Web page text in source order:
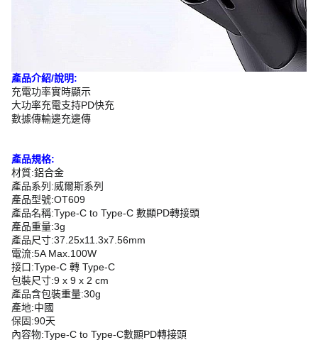
產品介紹/說明:
充電功率實時顯示
大功率充電支持PD快充
數據傳輸邊充邊傳
產品規格:
材質:鋁合金
產品系列:威爾斯系列
產品型號:OT609
產品名稱:Type-C to Type-C 數顯PD轉接頭
產品重量:3g
產品尺寸:37.25x11.3x7.56mm
電流:5A Max.100W
接口:Type-C 轉 Type-C
包裝尺寸:9 x 9 x 2 cm
產品含包裝重量:30g
產地:中國
保固:90天
內容物:Type-C to Type-C數顯PD轉接頭